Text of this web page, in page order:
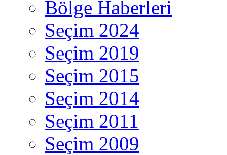
Bölge Haberleri
Seçim 2024
Seçim 2019
Seçim 2015
Seçim 2014
Seçim 2011
Seçim 2009